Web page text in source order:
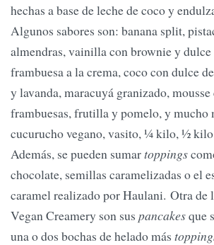
hechas a base de leche de coco y
Algunos sabores son: banana split,
almendras, vainilla con brownie y dulce
frambuesa a la crema, coco con dulce
y lavanda, maracuyá granizado,
frambuesas, frutilla y pomelo, y mucho
cucurucho vegano, vasito, ¼ kilo, ½
Además, se pueden sumartoppings
chocolate, semillas caramelizadas o el
caramel realizado por Haulani. Otra de
Vegan Creamery son sus pancakesque
una o dos bochas de helado más